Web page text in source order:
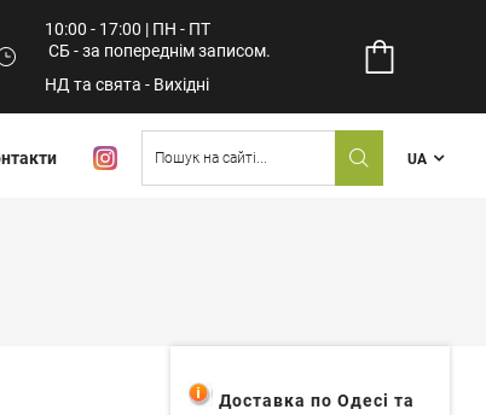
10:00 - 17:00 | ПН - ПТ
СБ - за попереднім записом.
НД та свята - Вихідні
UA
Доставка по Одесі та